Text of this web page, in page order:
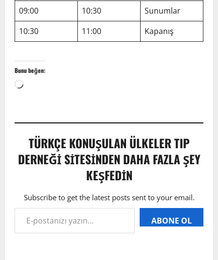
09:00
10:30
Sunumlar
10:30
11:00 Kapanış
Bunu beğen:
TÜRKÇE KONUŞULAN ÜLKELER TIP
DERNEĞI SITESINDEN DAHA FAZLA ŞEY
KEŞFEDIN
Subscribe to get the latest posts sent to your email.
ABONE OL